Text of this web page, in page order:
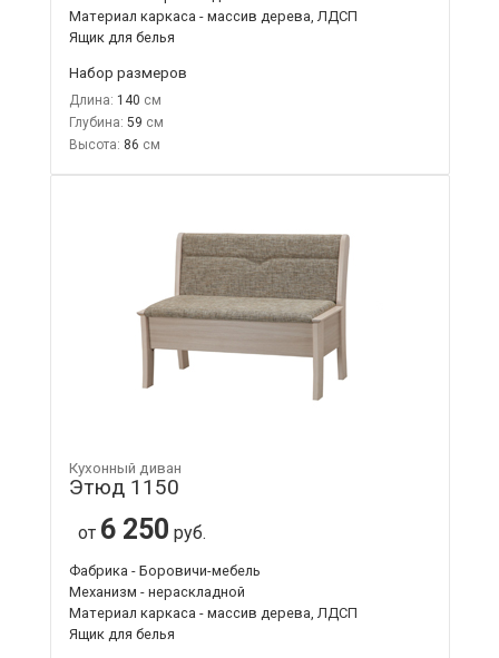
Материал каркаса - массив дерева, ЛДСП
Ящик для белья
Набор размеров
Длина: 140
Глубина: 59
Высота: 86
Кухонный диван
Этюд 1150
от 6 250 руб.
Фабрика - Боровичи-мебель
Механизм - нераскладной
Материал каркаса - массив дерева, ЛДСП
Ящик для белья